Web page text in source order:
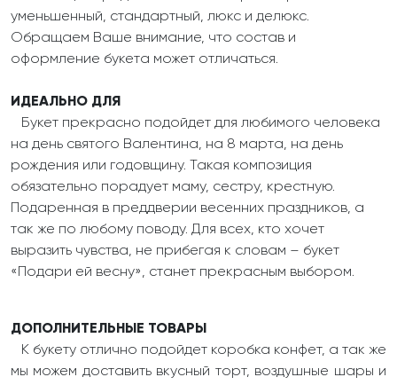
уменьшенный, стандартный, люкс и делюкс.
Обращаем Ваше внимание, что состав и
оформление букета может отличаться.
ИДЕАЛЬНО ДЛЯ
Букет прекрасно подойдет для любимого человека
на день святого Валентина, на 8 марта, на день
рождения или годовщину. Такая композиция
обязательно порадует маму, сестру, крестную.
Подаренная в преддверии весенних праздников, а
так же по любому поводу. Для всех, кто хочет
выразить чувства, не прибегая к словам – букет
«Подари ей весну», станет прекрасным выбором.
ДОПОЛНИТЕЛЬНЫЕ ТОВАРЫ
К букету отлично подойдет коробка конфет, а так же
мы можем доставить вкусный торт, воздушные шары и